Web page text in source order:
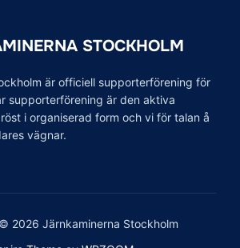
STOCKHOLM
är officiell supporterförening för
supporterförening är den aktiva
i organiserad form och vi för talan å
vägnar.
2026 Järnkaminerna Stockholm